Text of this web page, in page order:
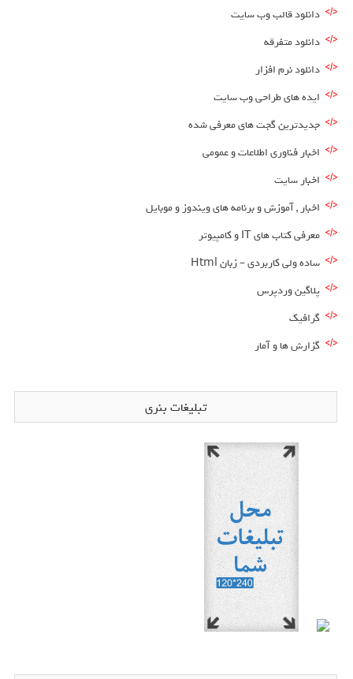
دانلود قالب وب سایت
دانلود متفرقه
دانلود نرم افزار
ایده های طراحی وب سایت
جدیدترین گجت های معرفی شده
اخبار فناوری اطلاعات و عمومی
اخبار سایت
اخبار , آموزش و برنامه های ویندوز و موبایل
معرفی کتاب های IT و کامپیوتر
ساده ولی کاربردی – زبان Html
پلاگین وردپرس
گرافیک
گزارش ها و آمار
تبلیغات بنری